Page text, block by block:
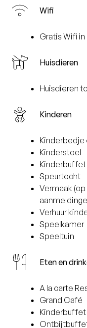
Wifi
Gratis Wifi
Huisdieren
Huisdieren
Kinderen
Kinderbedje
Kinderstoel
Kinderbuffet
Speurtocht
Vermaak
Verhuur
Speelkamer
Speeltuin
Eten en
A la carte
Grand Café
Kinderbuffet